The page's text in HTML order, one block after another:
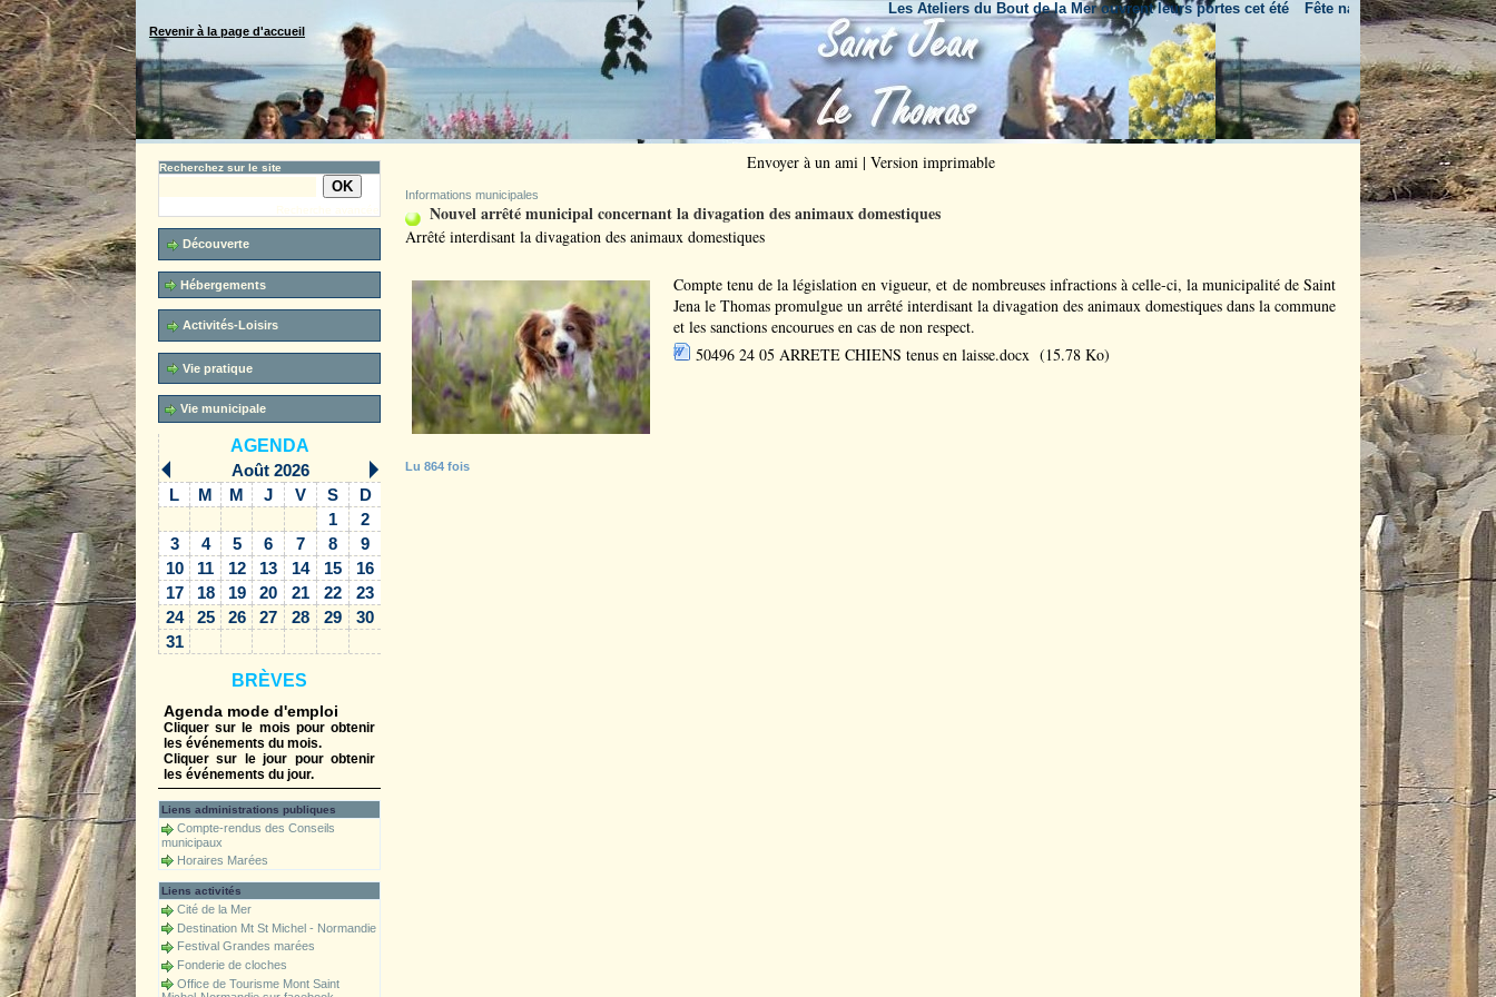
Les Ateliers du Bout de la Mer ouvrent leurs portes cet été Fête nationale & feu d'artifice
Revenir à la page d'accueil
Recherchez sur le site
Recherche avancée
Découverte
Hébergements
Activités-Loisirs
Vie pratique
Vie municipale
AGENDA
Août 2026
L
M M J V S
D
1
2
3
4 5 6 7 8
9
10
11 12 13 14 15
16
17
18 19 20 21 22
23
24
25 26 27 28 29
30
31
BRÈVES
Agenda mode d'emploi
Cliquer sur le mois pour obtenir
les événements du mois.
Cliquer sur le jour pour obtenir
les événements du jour.
Liens administrations publiques
Compte-rendus des Conseils
municipaux
Horaires Marées
Liens activités
Cité de la Mer
Destination Mt St Michel - Normandie
Festival Grandes marées
Fonderie de cloches
Office de Tourisme Mont Saint
Envoyer à un ami | Version imprimable
Informations municipales
Nouvel arrêté municipal concernant la divagation des animaux domestiques
Arrêté interdisant la divagation des animaux domestiques
Compte tenu de la législation en vigueur, et de nombreuses infractions à celle-ci, la municipalité de Saint
Jena le Thomas promulgue un arrêté interdisant la divagation des animaux domestiques dans la commune
et les sanctions encourues en cas de non respect.
50496 24 05 ARRETE CHIENS tenus en laisse.docx (15.78 Ko)
Lu 864 fois